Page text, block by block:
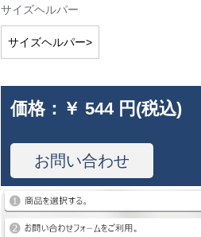
サイズヘルパー
サイズヘルパー>
価格： ￥ 544 円(税込)
お問い合わせ